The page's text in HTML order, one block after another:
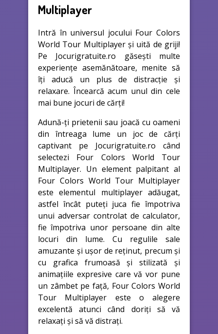
Multiplayer
Intră în universul jocului Four Colors
World Tour Multiplayer și uită de griji!
Pe Jocurigratuite.ro găsești multe
experiențe asemănătoare, menite să
îți aducă un plus de distracție și
relaxare. Încearcă acum unul din cele
mai bune jocuri de cărţi!
Adună-ți prietenii sau joacă cu oameni
din întreaga lume un joc de cărți
captivant pe Jocurigratuite.ro când
selectezi Four Colors World Tour
Multiplayer. Un element palpitant al
Four Colors World Tour Multiplayer
este elementul multiplayer adăugat,
astfel încât puteți juca fie împotriva
unui adversar controlat de calculator,
fie împotriva unor persoane din alte
locuri din lume. Cu regulile sale
amuzante și ușor de reținut, precum și
cu grafica frumoasă și stilizată și
animațiile expresive care vă vor pune
un zâmbet pe față, Four Colors World
Tour Multiplayer este o alegere
excelentă atunci când doriți să vă
relaxați și să vă distrați.